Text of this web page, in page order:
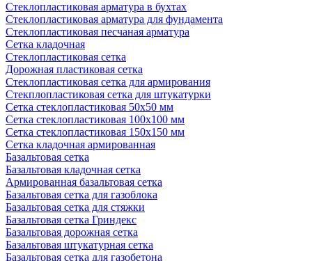
Стеклопластиковая арматура в бухтах
Стеклопластиковая арматура для фундамента
Стеклопластиковая песчаная арматура
Сетка кладочная
Стеклопластиковая сетка
Дорожная пластиковая сетка
Стеклопластиковая сетка для армирования
Стекплопластиковая сетка для штукатурки
Сетка стеклопластиковая 50x50 мм
Сетка стеклопластиковая 100x100 мм
Сетка стеклопластиковая 150x150 мм
Сетка кладочная армированная
Базальтовая сетка
Базальтовая кладочная сетка
Армированная базальтовая сетка
Базальтовая сетка для газоблока
Базальтовая сетка для стяжки
Базальтовая сетка Гриндекс
Базальтовая дорожная сетка
Базальтовая штукатурная сетка
Базальтовая сетка для газобетона